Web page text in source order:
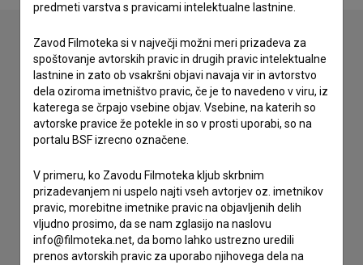
Stik z uredništvom
Spoštovani, s pomočjo spodnjega obrazca lahko stopite v
stik z uredništvom Baze slovenskih filmov. Veseli bomo vaših
odzivov.
imam vprašanje
prijavljam napako
želim dodati podatke
drugo
predmeti varstva s pravicami intelektualne lastnine.
Zavod Filmoteka si v največji možni meri prizadeva za
spoštovanje avtorskih pravic in drugih pravic intelektualne
lastnine in zato ob vsakršni objavi navaja vir in avtorstvo
dela oziroma imetništvo pravic, če je to navedeno v viru, iz
katerega se črpajo vsebine objav. Vsebine, na katerih so
avtorske pravice že potekle in so v prosti uporabi, so na
portalu BSF izrecno označene.
V primeru, ko Zavodu Filmoteka kljub skrbnim
prizadevanjem ni uspelo najti vseh avtorjev oz. imetnikov
pravic, morebitne imetnike pravic na objavljenih delih
vljudno prosimo, da se nam zglasijo na naslovu
info@filmoteka.net, da bomo lahko ustrezno uredili
prenos avtorskih pravic za uporabo njihovega dela na